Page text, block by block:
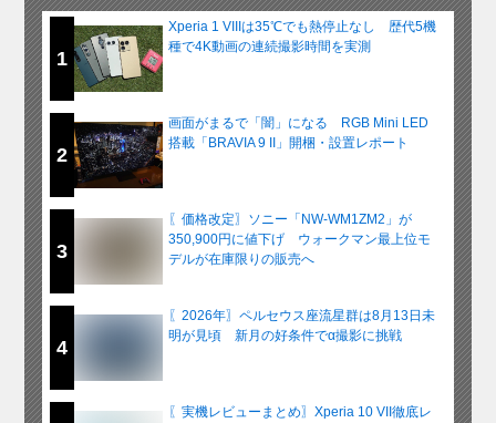
1
Xperia 1 VIIIは35℃でも熱停止なし 歴代5機
種で4K動画の連続撮影時間を実測
2
画面がまるで「闇」になる RGB Mini LED
搭載「BRAVIA 9 II」開梱・設置レポート
3
〖価格改定〗ソニー「NW-WM1ZM2」が
350,900円に値下げ ウォークマン最上位モ
デルが在庫限りの販売へ
4
〖2026年〗ペルセウス座流星群は8月13日未
明が見頃 新月の好条件でα撮影に挑戦
〖実機レビューまとめ〗Xperia 10 VII徹底レ